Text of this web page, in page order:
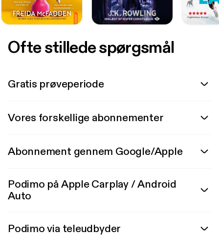
Ofte stillede spørgsmål
Gratis prøveperiode
Vores forskellige abonnementer
Abonnement gennem Google/Apple
Podimo på Apple Carplay / Android
Auto
Podimo via teleudbyder